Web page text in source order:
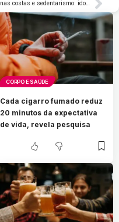
Dor nas costas e sedentarismo: idosos estão em maior risco desta correlação
CORPO E SAÚDE
Cada cigarro fumado reduz
20 minutos da expectativa
de vida, revela pesquisa